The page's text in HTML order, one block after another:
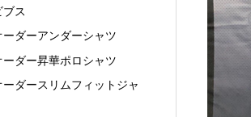
ブス
ーダーアンダーシャツ
ーダー昇華ポロシャツ
ーダースリムフィットジャ